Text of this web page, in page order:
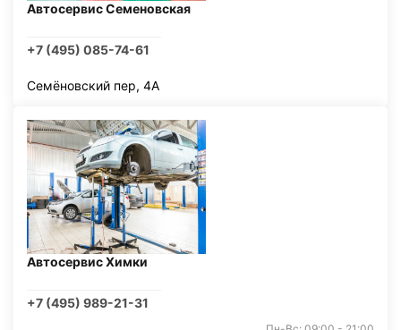
Автосервис Семеновская
+7 (495) 085-74-61
Семёновский пер, 4А
Автосервис Химки
+7 (495) 989-21-31